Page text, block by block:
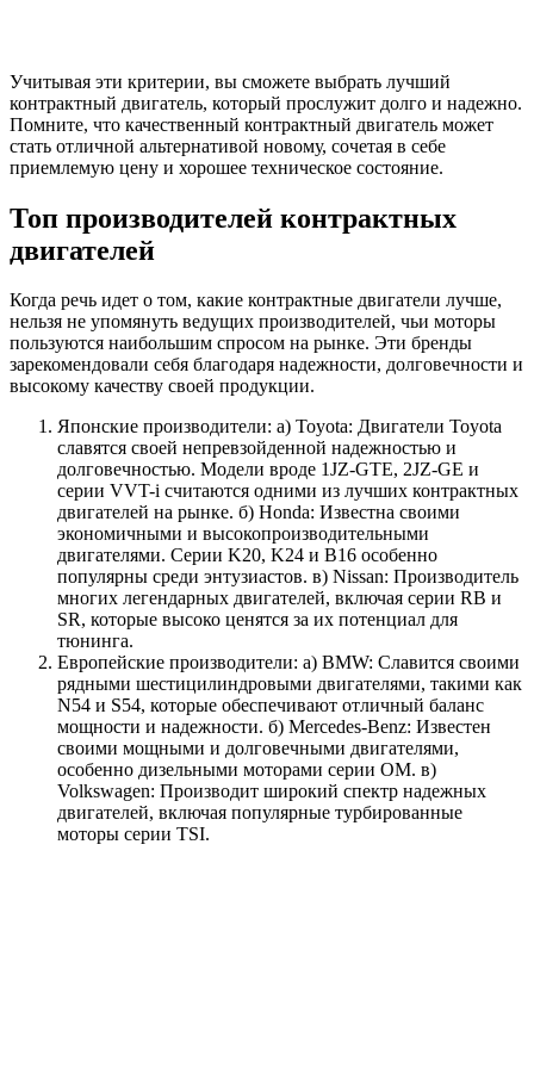
Учитывая эти критерии, вы сможете выбрать лучший
контрактный двигатель, который прослужит долго и надежно.
Помните, что качественный контрактный двигатель может
стать отличной альтернативой новому, сочетая в себе
приемлемую цену и хорошее техническое состояние.
Топ производителей контрактных
двигателей
Когда речь идет о том, какие контрактные двигатели лучше,
нельзя не упомянуть ведущих производителей, чьи моторы
пользуются наибольшим спросом на рынке. Эти бренды
зарекомендовали себя благодаря надежности, долговечности и
высокому качеству своей продукции.
Японские производители: а) Toyota: Двигатели Toyota
славятся своей непревзойденной надежностью и
долговечностью. Модели вроде 1JZ-GTE, 2JZ-GE и
серии VVT-i считаются одними из лучших контрактных
двигателей на рынке. б) Honda: Известна своими
экономичными и высокопроизводительными
двигателями. Серии K20, K24 и B16 особенно
популярны среди энтузиастов. в) Nissan: Производитель
многих легендарных двигателей, включая серии RB и
SR, которые высоко ценятся за их потенциал для
тюнинга.
Европейские производители: а) BMW: Славится своими
рядными шестицилиндровыми двигателями, такими как
N54 и S54, которые обеспечивают отличный баланс
мощности и надежности. б) Mercedes-Benz: Известен
своими мощными и долговечными двигателями,
особенно дизельными моторами серии OM. в)
Volkswagen: Производит широкий спектр надежных
двигателей, включая популярные турбированные
моторы серии TSI.